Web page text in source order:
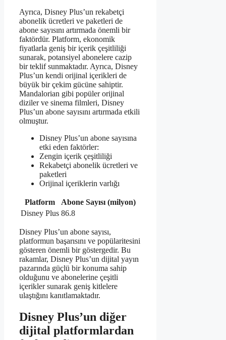
Ayrıca, Disney Plus’un rekabetçi
abonelik ücretleri ve paketleri de
abone sayısını artırmada önemli bir
faktördür. Platform, ekonomik
fiyatlarla geniş bir içerik çeşitliliği
sunarak, potansiyel abonelere cazip
bir teklif sunmaktadır. Ayrıca, Disney
Plus’un kendi orijinal içerikleri de
büyük bir çekim gücüne sahiptir.
Mandalorian gibi popüler orijinal
diziler ve sinema filmleri, Disney
Plus’un abone sayısını artırmada etkili
olmuştur.
Disney Plus’un abone sayısına
etki eden faktörler:
Zengin içerik çeşitliliği
Rekabetçi abonelik ücretleri ve
paketleri
Orijinal içeriklerin varlığı
Platform
Abone Sayısı (milyon)
Disney Plus 86.8
Disney Plus’un abone sayısı,
platformun başarısını ve popülaritesini
gösteren önemli bir göstergedir. Bu
rakamlar, Disney Plus’un dijital yayın
pazarında güçlü bir konuma sahip
olduğunu ve abonelerine çeşitli
içerikler sunarak geniş kitlelere
ulaştığını kanıtlamaktadır.
Disney Plus’un diğer
dijital platformlardan